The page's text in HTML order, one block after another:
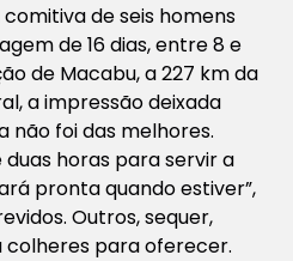
de seis homens
de 16 dias, entre 8 e
de Macabu, a 227 km da
a impressão deixada
não foi das melhores.
horas para servir a
pronta quando estiver”,
Outros, sequer,
colheres para oferecer.